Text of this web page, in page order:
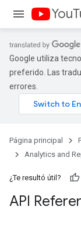
Google utiliza
preferido. Las
errores.
Página principal
Analytics and
¿Te resultó útil?
API